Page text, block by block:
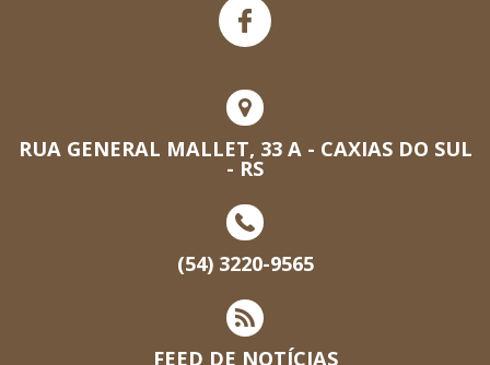
RUA GENERAL MALLET, 33 A - CAXIAS DO SUL
- RS
(54) 3220-9565
FEED DE NOTÍCIAS